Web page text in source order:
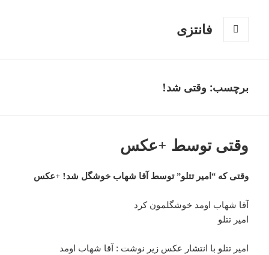
فانتزی
برچسب: وقتی شد!
وقتی توسط +عکس
وقتی که “امیر تتلو” توسط آقا شهاب خوشگل شد! +عکس
آقا شهاب اومد خوشگلمون كرد
امیر تتلو
امیر تتلو با انتشار عکس زیر نوشت : آقا شهاب اومد